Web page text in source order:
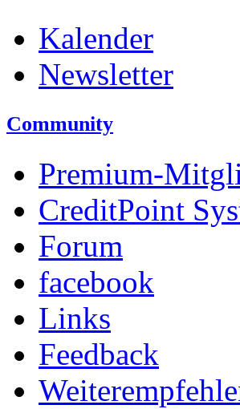
Kalender
Newsletter
Community
Premium-
CreditPoint
Forum
facebook
Links
Feedback